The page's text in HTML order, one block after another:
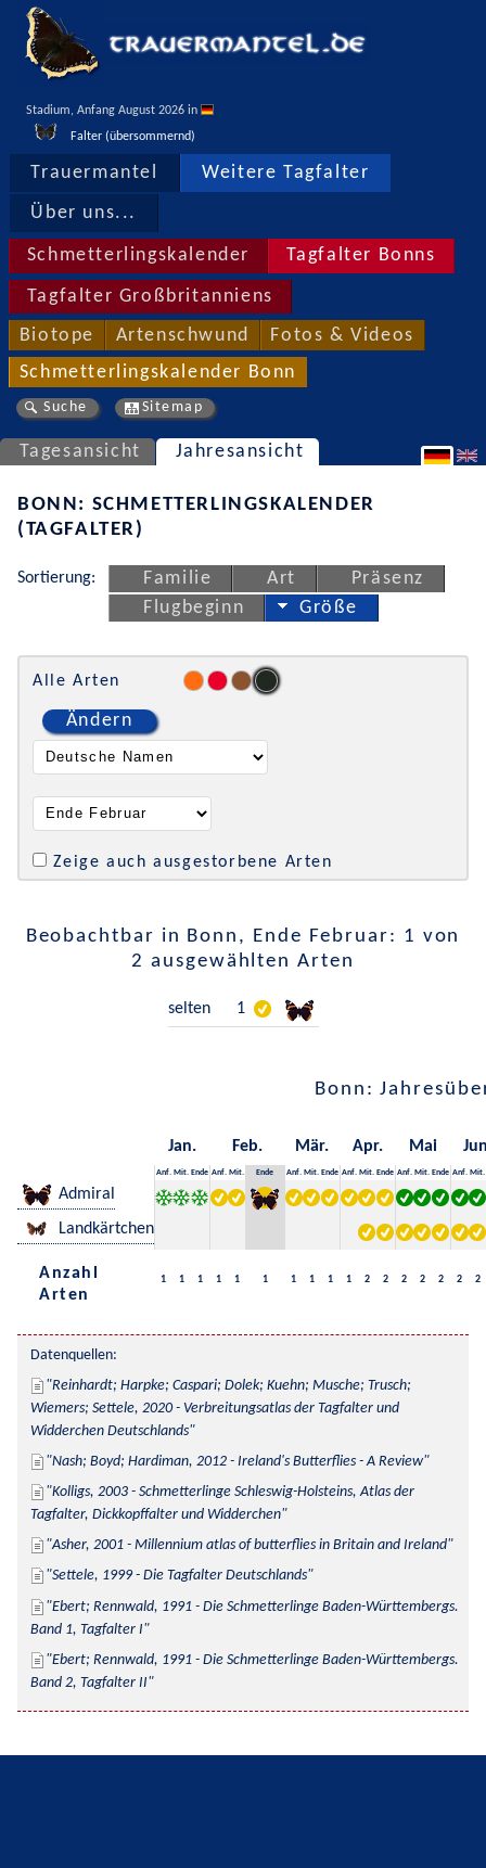
Stadium, Anfang August 2026 in
Falter (übersommernd)
Trauermantel Weitere Tagfalter
Über uns...
Schmetterlingskalender Tagfalter Bonns
Tagfalter Großbritanniens
Biotope Artenschwund Fotos & Videos
Schmetterlingskalender Bonn
Suche Sitemap
Tagesansicht Jahresansicht
BONN: SCHMETTERLINGSKALENDER
(TAGFALTER)
Sortierung: Familie Art
Präsenz
Flugbeginn
Größe
Alle Arten
Ändern
Zeige auch ausgestorbene Arten
Beobachtbar in Bonn, Ende Februar: 1 von
2 ausgewählten Arten
selten 1
Bonn:
Jan. Feb. Mär. Apr. Mai
Anf. Mit. Ende Anf. Mit. Ende Anf. Mit. Ende Anf. Mit. Ende Anf. Mit. Ende Anf. Mit.
Admiral
Landkärtchen
Anzahl
Arten
1 1 1 1 1 1 1 1 1 1 2 2 2 2 2 2 2
Datenquellen:
Reinhardt; Harpke; Caspari; Dolek; Kuehn; Musche; Trusch;
Wiemers; Settele, 2020 - Verbreitungsatlas der Tagfalter und
Widderchen Deutschlands
Nash; Boyd; Hardiman, 2012 - Ireland's Butterflies - A Review
Kolligs, 2003 - Schmetterlinge Schleswig-Holsteins, Atlas der
Tagfalter, Dickkopffalter und Widderchen
Asher, 2001 - Millennium atlas of butterflies in Britain and Ireland
Settele, 1999 - Die Tagfalter Deutschlands
Ebert; Rennwald, 1991 - Die Schmetterlinge Baden-Württembergs.
Band 1, Tagfalter I
Ebert; Rennwald, 1991 - Die Schmetterlinge Baden-Württembergs.
Band 2, Tagfalter II